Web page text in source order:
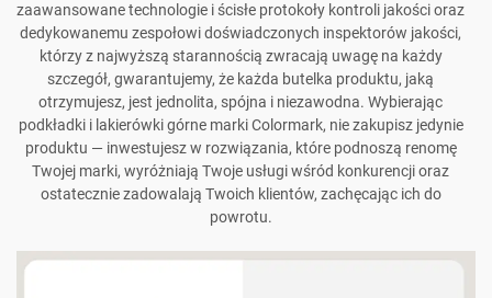
zaawansowane technologie i ścisłe protokoły kontroli jakości oraz
dedykowanemu zespołowi doświadczonych inspektorów jakości,
którzy z najwyższą starannością zwracają uwagę na każdy
szczegół, gwarantujemy, że każda butelka produktu, jaką
otrzymujesz, jest jednolita, spójna i niezawodna. Wybierając
podkładki i lakierówki górne marki Colormark, nie zakupisz jedynie
produktu — inwestujesz w rozwiązania, które podnoszą renomę
Twojej marki, wyróżniają Twoje usługi wśród konkurencji oraz
ostatecznie zadowalają Twoich klientów, zachęcając ich do
powrotu.